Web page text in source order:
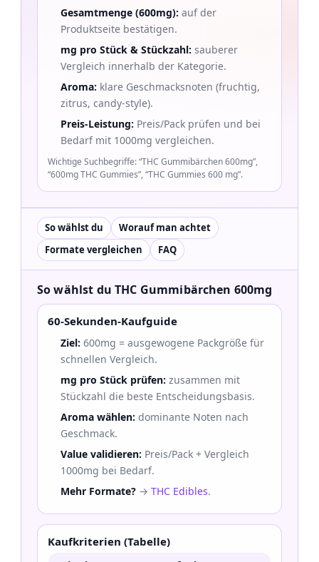
Gesamtmenge (600mg): auf der
Produktseite bestätigen.
mg pro Stück & Stückzahl: sauberer
Vergleich innerhalb der Kategorie.
Aroma: klare Geschmacksnoten (fruchtig,
zitrus, candy-style).
Preis-Leistung: Preis/Pack prüfen und bei
Bedarf mit 1000mg vergleichen.
Wichtige Suchbegriffe: “THC Gummibärchen 600mg”,
“600mg THC Gummies”, “THC Gummies 600 mg”.
So wählst du
Worauf man achtet
Formate vergleichen
FAQ
So wählst du THC Gummibärchen 600mg
60-Sekunden-Kaufguide
Ziel: 600mg = ausgewogene Packgröße für
schnellen Vergleich.
mg pro Stück prüfen: zusammen mit
Stückzahl die beste Entscheidungsbasis.
Aroma wählen: dominante Noten nach
Geschmack.
Value validieren: Preis/Pack + Vergleich
1000mg bei Bedarf.
Mehr Formate? → THC Edibles.
Kaufkriterien (Tabelle)